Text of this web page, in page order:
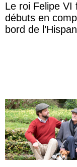
Le roi Felipe VI
débuts en
bord de